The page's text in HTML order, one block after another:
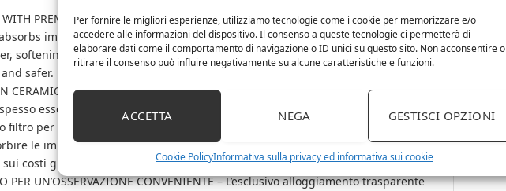
Per fornire le migliori esperienze, utilizziamo tecnologie come i cookie per memorizzare e/o
accedere alle informazioni del dispositivo. Il consenso a queste tecnologie ci permetterà di
elaborare dati come il comportamento di navigazione o ID unici su questo sito. Non acconsentire o
ritirare il consenso può influire negativamente su alcune caratteristiche e funzioni.
ACCETTA NEGA GESTISCI OPZIONI
Cookie PolicyInformativa sulla privacy ed informativa sui cookie
WITH PREMIUM FILTER ELEMENT – Filled with 100% natural coconut shell
impurities, chlorine, heavy metal elements and other harmful
softening water and reducing limescale build-up, so you can enjoy your
safer.
CERAMICA UNA FACILE SOSTITUZIONE E RIUTILIZZO – Mentre i normali filtro
essere sostituiti regolarmente,Questo pua portare a costi elevati,il
per l’acqua del ​rubinetto XNTONG è realizzato in materiale ceramico di
le impurità nell’acqua per molto tempo e può essere pulito e
costi giornalieri.
PER UN’OSSERVAZIONE CONVENIENTE – L’esclusivo alloggiamento trasparente